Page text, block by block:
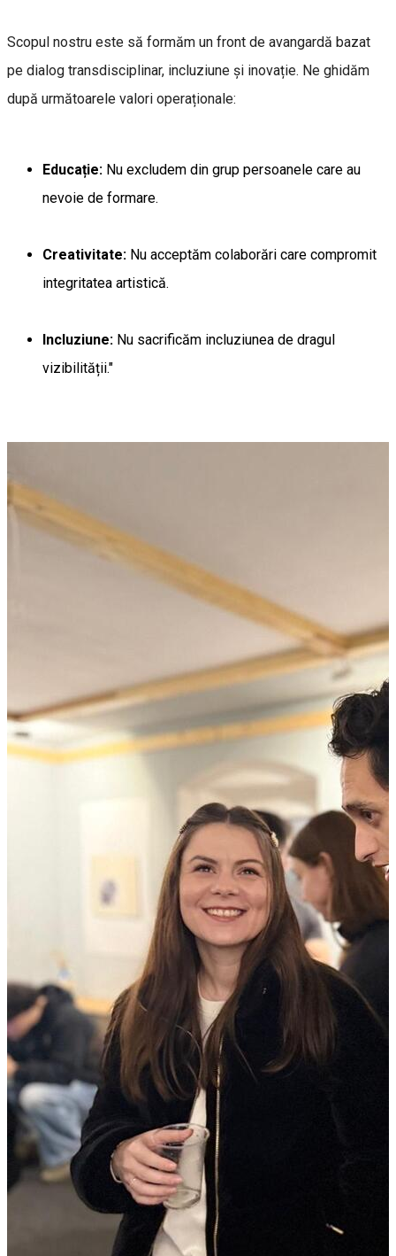
Scopul nostru este să formăm un front de avangardă bazat
pe dialog transdisciplinar, incluziune și inovație. Ne ghidăm
după următoarele valori operaționale:
Educație: Nu excludem din grup persoanele care au
nevoie de formare.
Creativitate: Nu acceptăm colaborări care compromit
integritatea artistică.
Incluziune: Nu sacrificăm incluziunea de dragul
vizibilității."